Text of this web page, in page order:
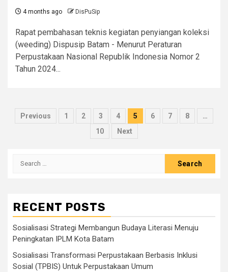
4 months ago DisPuSip
Rapat pembahasan teknis kegiatan penyiangan koleksi
(weeding) Dispusip Batam - Menurut Peraturan
Perpustakaan Nasional Republik Indonesia Nomor 2
Tahun 2024...
Posts
Previous 1 2 3 4 5 6 7 8
…
10
Next
Search
RECENT POSTS
Sosialisasi Strategi Membangun Budaya Literasi Menuju
Peningkatan IPLM Kota Batam
Sosialisasi Transformasi Perpustakaan Berbasis Inklusi
Sosial (TPBIS) Untuk Perpustakaan Umum